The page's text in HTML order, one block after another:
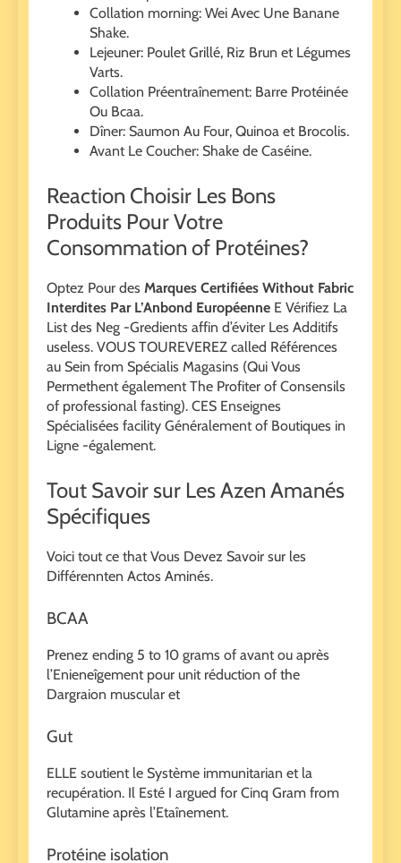
Collation morning: Wei Avec Une Banane
Shake.
Lejeuner: Poulet Grillé, Riz Brun et Légumes
Varts.
Collation Préentraînement: Barre Protéinée
Ou Bcaa.
Dîner: Saumon Au Four, Quinoa et Brocolis.
Avant Le Coucher: Shake de Caséine.
Reaction Choisir Les Bons
Produits Pour Votre
Consommation of Protéines?
Optez Pour des Marques Certifiées Without Fabric
Interdites Par L’Anbond Européenne E Vérifiez La
List des Neg -Gredients affin d’éviter Les Additifs
useless. VOUS TOUREVEREZ called Références
au Sein from Spécialis Magasins (Qui Vous
Permethent également The Profiter of Consensils
of professional fasting). CES Enseignes
Spécialisées facility Généralement of Boutiques in
Ligne -également.
Tout Savoir sur Les Azen Amanés
Spécifiques
Voici tout ce that Vous Devez Savoir sur les
Différennten Actos Aminés.
BCAA
Prenez ending 5 to 10 grams of avant ou après
l’Enieneîgement pour unit réduction of the
Dargraion muscular et
Gut
ELLE soutient le Système immunitarian et la
recupération. Il Esté I argued for Cinq Gram from
Glutamine après l’Etaînement.
Protéine isolation